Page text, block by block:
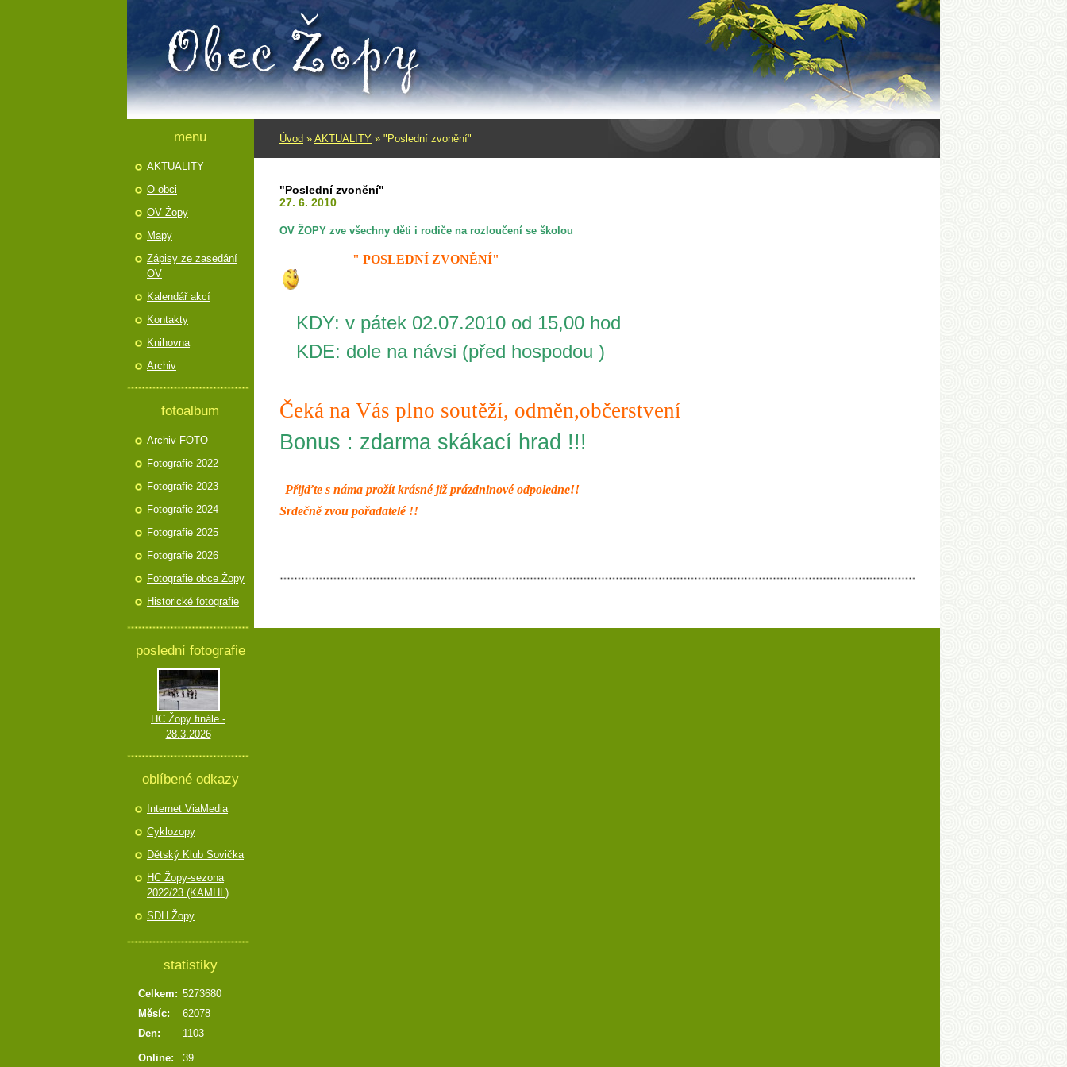
Úvod » AKTUALITY » "Poslední zvonění"
"Poslední zvonění"
27. 6. 2010
OV ŽOPY zve všechny děti i rodiče na rozloučení se školou
" POSLEDNÍ ZVONĚNÍ"
KDY: v pátek 02.07.2010 od 15,00 hod
KDE: dole na návsi (před hospodou )
Čeká na Vás plno soutěží, odměn,občerstvení
Bonus : zdarma skákací hrad !!!
Přijďte s náma prožít krásné již prázdninové odpoledne!!
Srdečně zvou pořadatelé !!
menu
AKTUALITY
O obci
OV Žopy
Mapy
Zápisy ze zasedání
OV
Kalendář akcí
Kontakty
Knihovna
Archiv
fotoalbum
Archiv FOTO
Fotografie 2022
Fotografie 2023
Fotografie 2024
Fotografie 2025
Fotografie 2026
Fotografie obce Žopy
Historické fotografie
poslední fotografie
HC Žopy finále -
28.3.2026
oblíbené odkazy
Internet ViaMedia
Cyklozopy
Dětský Klub Sovička
HC Žopy-sezona
2022/23 (KAMHL)
SDH Žopy
statistiky
Online: 39
Celkem: 5273680
Měsíc:
62078
Den:
1103